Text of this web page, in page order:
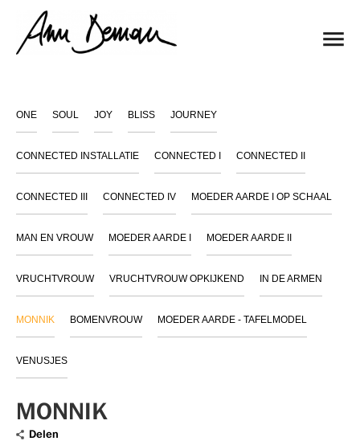
ONE SOUL JOY BLISS JOURNEY
CONNECTED INSTALLATIE CONNECTED I CONNECTED II
CONNECTED III CONNECTED IV MOEDER AARDE I OP SCHAAL
MAN EN VROUW MOEDER AARDE I MOEDER AARDE II
VRUCHTVROUW VRUCHTVROUW OPKIJKEND IN DE ARMEN
MONNIK BOMENVROUW MOEDER AARDE - TAFELMODEL
VENUSJES
MONNIK
Delen